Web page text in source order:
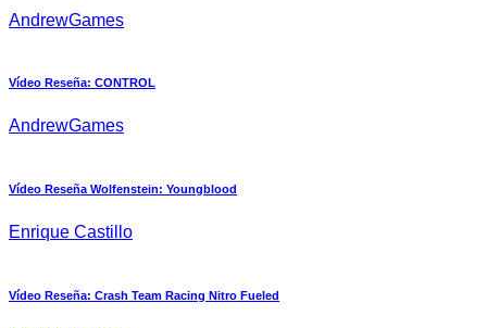
AndrewGames
Vídeo Reseña: CONTROL
AndrewGames
Vídeo Reseña Wolfenstein: Youngblood
Enrique Castillo
Vídeo Reseña: Crash Team Racing Nitro Fueled